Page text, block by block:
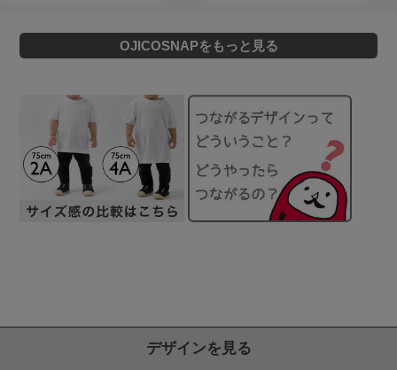
OJICOSNAPをもっと見る
デザインを見る